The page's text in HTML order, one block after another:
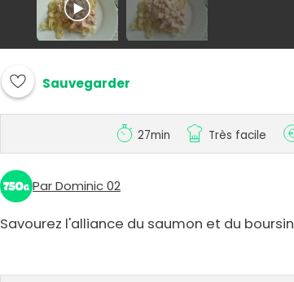
Sauvegarder
27min Très facile
Par Dominic 02
Savourez l'alliance du saumon et du boursin